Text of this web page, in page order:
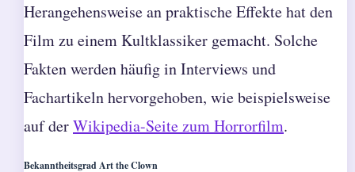
Herangehensweise an praktische Effekte hat den
Film zu einem Kultklassiker gemacht. Solche
Fakten werden häufig in Interviews und
Fachartikeln hervorgehoben, wie beispielsweise
auf derWikipedia-Seite zum Horrorfilm.
Bekanntheitsgrad Art the Clown